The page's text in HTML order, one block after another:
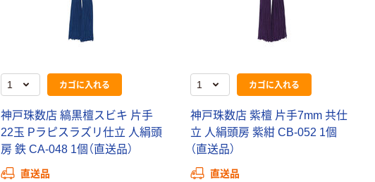
カゴに入れる
神戸珠数店 縞黒檀スビキ 片手
22玉 Pラピスラズリ仕立 人絹頭
房 鉄 CA-048 1個（直送品）
直送品
カゴに入れる
神戸珠数店 紫檀 片手7mm 共仕
立 人絹頭房 紫紺 CB-052 1個
（直送品）
直送品